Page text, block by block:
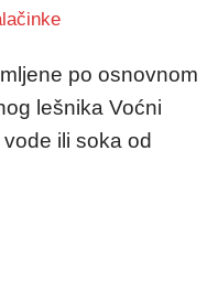
po osnovnom
lešnika Voćni
ili soka od